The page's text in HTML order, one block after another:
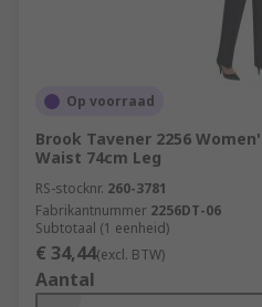
Op voorraad
Brook Tavener 2256
Waist 74cm Leg
RS-stocknr. 260-3781
Fabrikantnummer 2256DT-06
Subtotaal (1 eenheid)
€ 34,44(excl. BTW)
Aantal